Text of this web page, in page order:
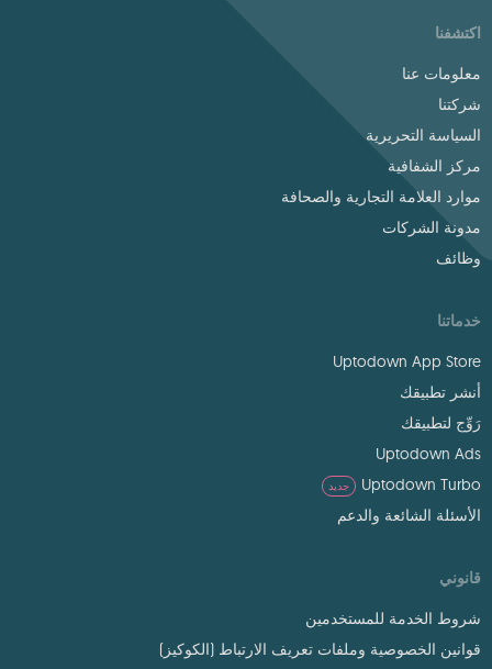
اكتشفنا
معلومات عنا
شركتنا
السياسة التحريرية
مركز الشفافية
موارد العلامة التجارية والصحافة
مدونة الشركات
وظائف
خدماتنا
Uptodown App Store
أنشر تطبيقك
رَوِّج لتطبيقك
Uptodown Ads
Uptodown Turbo
جديد
الأسئلة الشائعة والدعم
قانوني
شروط الخدمة للمستخدمين
قوانين الخصوصية وملفات تعريف الارتباط (الكوكيز)